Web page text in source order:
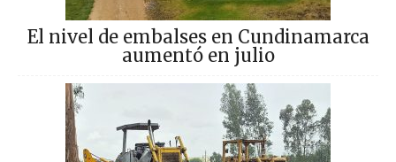
El nivel de embalses en Cundinamarca
aumentó en julio